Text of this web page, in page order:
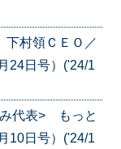
村領ＣＥＯ／
24日号）('24/1
代表> もっと
10日号）('24/1